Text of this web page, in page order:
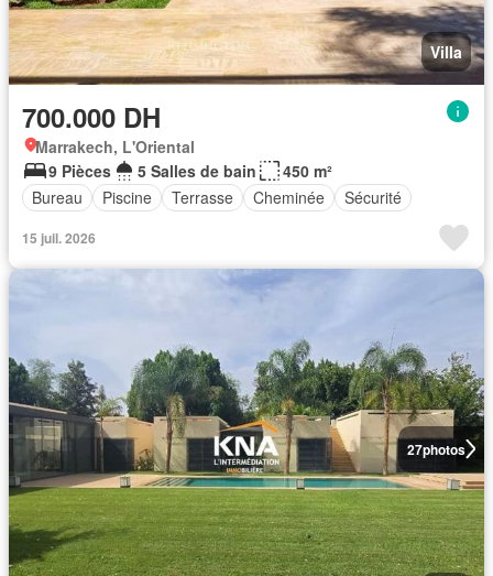
Villa
700.000 DH
Marrakech, L'Oriental
9 Pièces
5 Salles de bain
450 m²
Bureau
Piscine Terrasse Cheminée Sécurité
15 juil. 2026
27photos